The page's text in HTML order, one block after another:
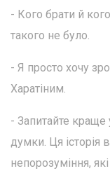
- Кого брати й
такого не було.
- Я просто хочу
Харатіним.
- Запитайте краще
думки. Ця
непорозуміння,